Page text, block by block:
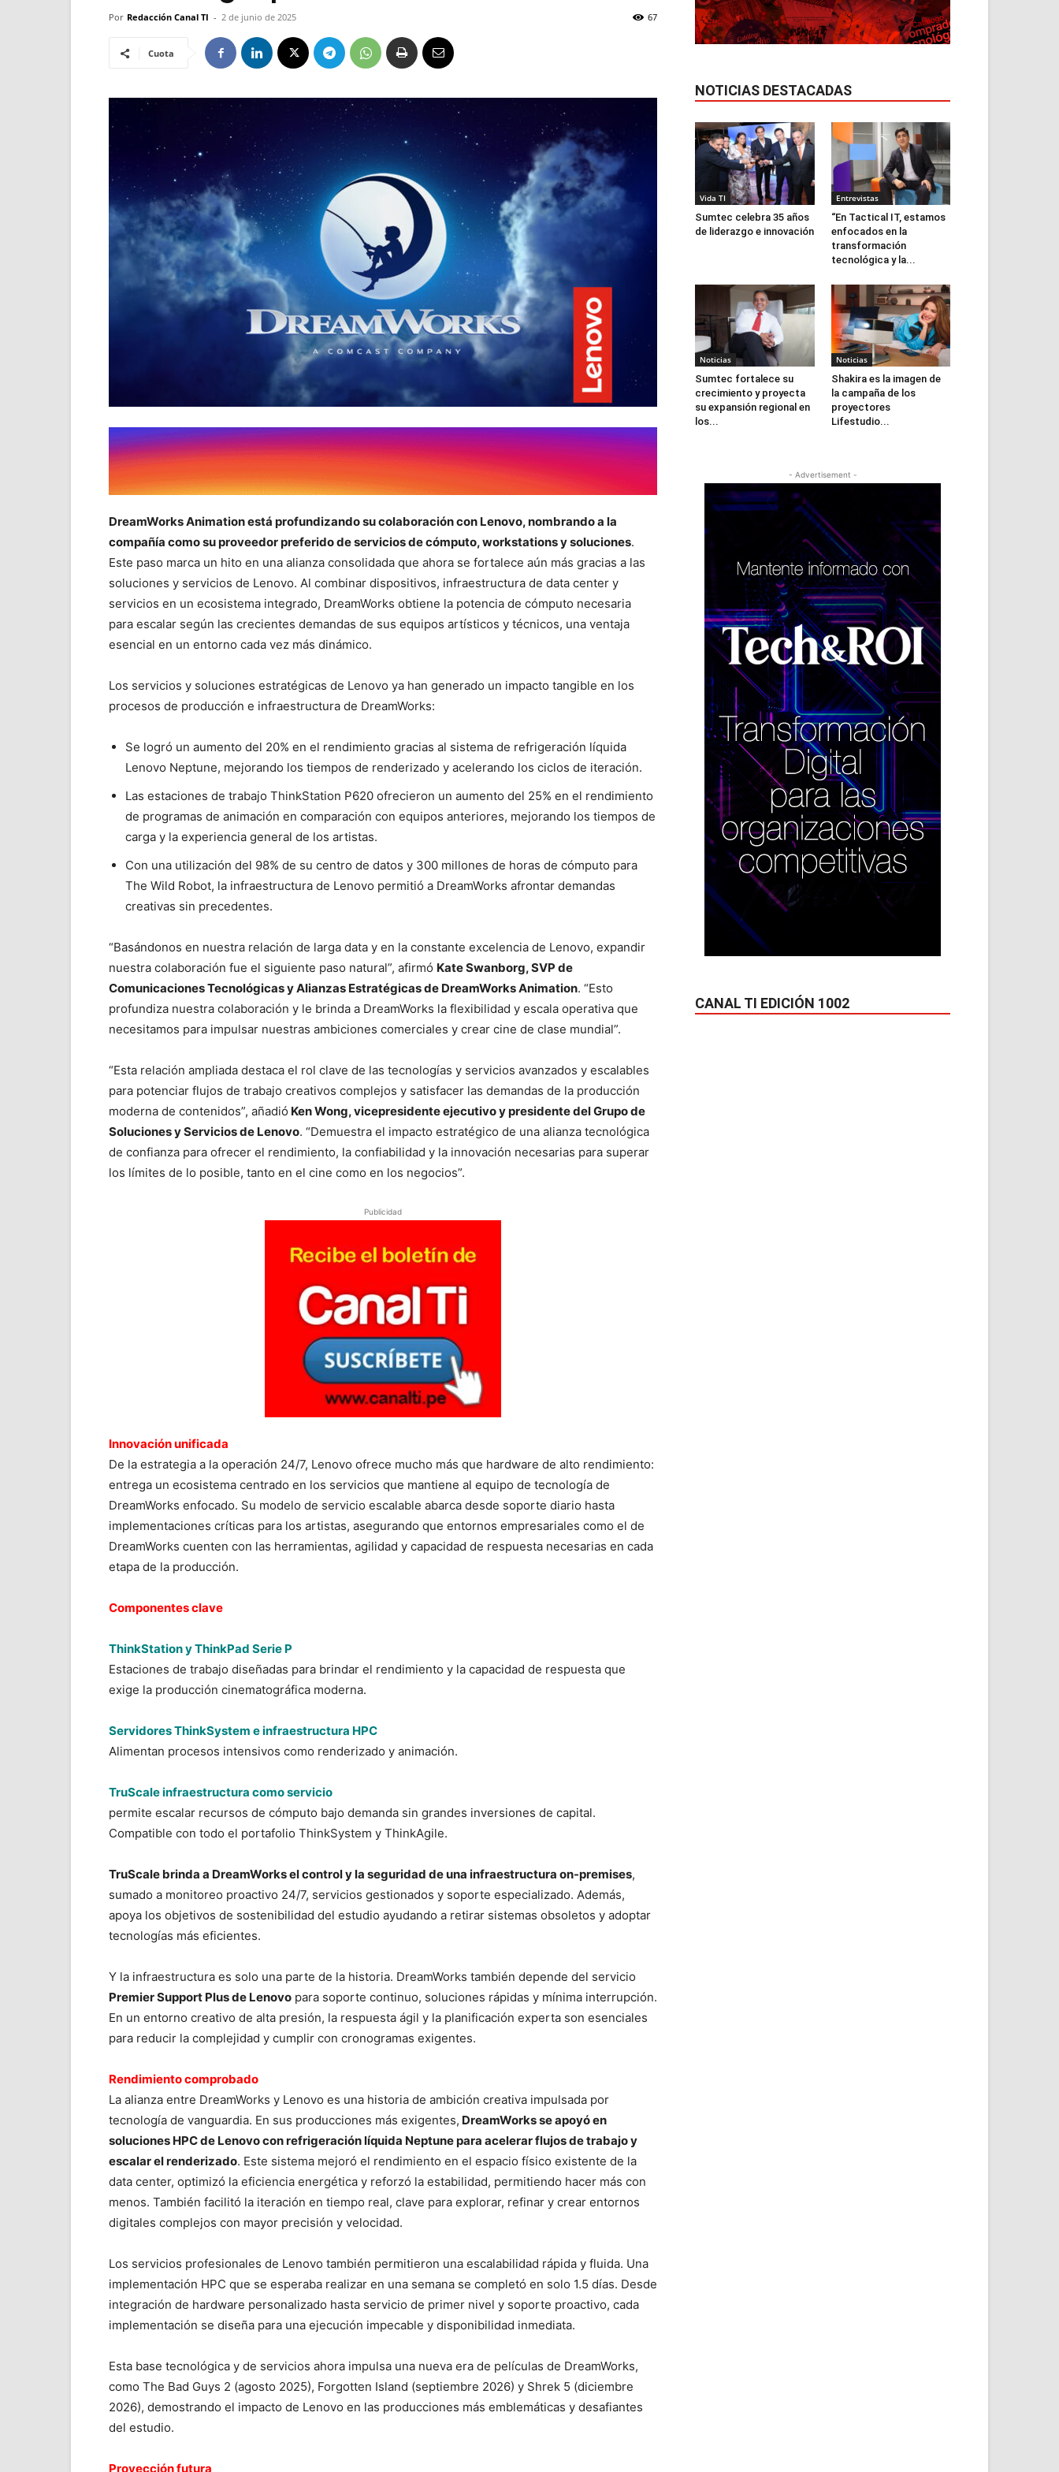
Por Redacción Canal TI - 2 de junio de 2025 67
Cuota
DreamWorks Animation está profundizando su colaboración con Lenovo, nombrando a la
compañía como su proveedor preferido de servicios de cómputo, workstations y soluciones.
Este paso marca un hito en una alianza consolidada que ahora se fortalece aún más gracias a las
soluciones y servicios de Lenovo. Al combinar dispositivos, infraestructura de data center y
servicios en un ecosistema integrado, DreamWorks obtiene la potencia de cómputo necesaria
para escalar según las crecientes demandas de sus equipos artísticos y técnicos, una ventaja
esencial en un entorno cada vez más dinámico.
Los servicios y soluciones estratégicas de Lenovo ya han generado un impacto tangible en los
procesos de producción e infraestructura de DreamWorks:
Se logró un aumento del 20% en el rendimiento gracias al sistema de refrigeración líquida
Lenovo Neptune, mejorando los tiempos de renderizado y acelerando los ciclos de iteración.
Las estaciones de trabajo ThinkStation P620 ofrecieron un aumento del 25% en el rendimiento
de programas de animación en comparación con equipos anteriores, mejorando los tiempos de
carga y la experiencia general de los artistas.
Con una utilización del 98% de su centro de datos y 300 millones de horas de cómputo para
The Wild Robot, la infraestructura de Lenovo permitió a DreamWorks afrontar demandas
creativas sin precedentes.
“Basándonos en nuestra relación de larga data y en la constante excelencia de Lenovo, expandir
nuestra colaboración fue el siguiente paso natural”, afirmó Kate Swanborg, SVP de
Comunicaciones Tecnológicas y Alianzas Estratégicas de DreamWorks Animation. “Esto
profundiza nuestra colaboración y le brinda a DreamWorks la flexibilidad y escala operativa que
necesitamos para impulsar nuestras ambiciones comerciales y crear cine de clase mundial”.
“Esta relación ampliada destaca el rol clave de las tecnologías y servicios avanzados y escalables
para potenciar flujos de trabajo creativos complejos y satisfacer las demandas de la producción
moderna de contenidos”, añadió Ken Wong, vicepresidente ejecutivo y presidente del Grupo de
Soluciones y Servicios de Lenovo. “Demuestra el impacto estratégico de una alianza tecnológica
de confianza para ofrecer el rendimiento, la confiabilidad y la innovación necesarias para superar
los límites de lo posible, tanto en el cine como en los negocios”.
Publicidad
Innovación unificada
De la estrategia a la operación 24/7, Lenovo ofrece mucho más que hardware de alto rendimiento:
entrega un ecosistema centrado en los servicios que mantiene al equipo de tecnología de
DreamWorks enfocado. Su modelo de servicio escalable abarca desde soporte diario hasta
implementaciones críticas para los artistas, asegurando que entornos empresariales como el de
DreamWorks cuenten con las herramientas, agilidad y capacidad de respuesta necesarias en cada
etapa de la producción.
Componentes clave
ThinkStation y ThinkPad Serie P
Estaciones de trabajo diseñadas para brindar el rendimiento y la capacidad de respuesta que
exige la producción cinematográfica moderna.
Servidores ThinkSystem e infraestructura HPC
Alimentan procesos intensivos como renderizado y animación.
TruScale infraestructura como servicio
permite escalar recursos de cómputo bajo demanda sin grandes inversiones de capital.
Compatible con todo el portafolio ThinkSystem y ThinkAgile.
TruScale brinda a DreamWorks el control y la seguridad de una infraestructura on-premises,
sumado a monitoreo proactivo 24/7, servicios gestionados y soporte especializado. Además,
apoya los objetivos de sostenibilidad del estudio ayudando a retirar sistemas obsoletos y adoptar
tecnologías más eficientes.
Y la infraestructura es solo una parte de la historia. DreamWorks también depende del servicio
Premier Support Plus de Lenovo para soporte continuo, soluciones rápidas y mínima interrupción.
En un entorno creativo de alta presión, la respuesta ágil y la planificación experta son esenciales
para reducir la complejidad y cumplir con cronogramas exigentes.
Rendimiento comprobado
La alianza entre DreamWorks y Lenovo es una historia de ambición creativa impulsada por
tecnología de vanguardia. En sus producciones más exigentes, DreamWorks se apoyó en
soluciones HPC de Lenovo con refrigeración líquida Neptune para acelerar flujos de trabajo y
escalar el renderizado. Este sistema mejoró el rendimiento en el espacio físico existente de la
data center, optimizó la eficiencia energética y reforzó la estabilidad, permitiendo hacer más con
menos. También facilitó la iteración en tiempo real, clave para explorar, refinar y crear entornos
digitales complejos con mayor precisión y velocidad.
Los servicios profesionales de Lenovo también permitieron una escalabilidad rápida y fluida. Una
implementación HPC que se esperaba realizar en una semana se completó en solo 1.5 días. Desde
integración de hardware personalizado hasta servicio de primer nivel y soporte proactivo, cada
implementación se diseña para una ejecución impecable y disponibilidad inmediata.
Esta base tecnológica y de servicios ahora impulsa una nueva era de películas de DreamWorks,
como The Bad Guys 2 (agosto 2025), Forgotten Island (septiembre 2026) y Shrek 5 (diciembre
2026), demostrando el impacto de Lenovo en las producciones más emblemáticas y desafiantes
del estudio.
Proyección futura
NOTICIAS DESTACADAS
Vida TI
Sumtec celebra 35 años
de liderazgo e innovación
Entrevistas
“En Tactical IT, estamos
enfocados en la
transformación
tecnológica y la...
Noticias
Sumtec fortalece su
crecimiento y proyecta
su expansión regional en
los...
Noticias
Shakira es la imagen de
la campaña de los
proyectores
Lifestudio...
- Advertisement -
CANAL TI EDICIÓN 1002